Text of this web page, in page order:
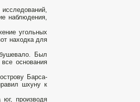
наблюдения,
угольных
находка для
Был
основания
Барса-
шхуну к
производя